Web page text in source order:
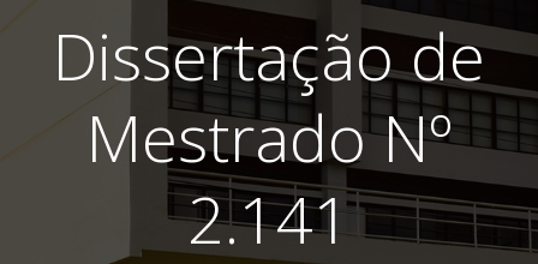
Dissertação de
Mestrado Nº
2.141